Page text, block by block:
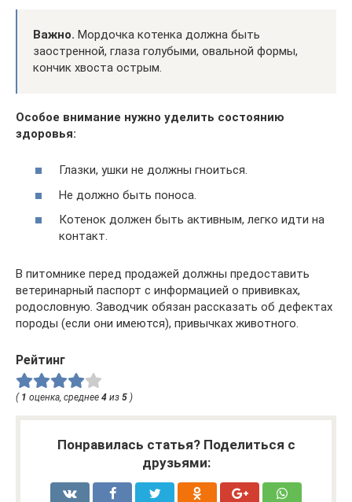
Важно. Мордочка котенка должна быть
заостренной, глаза голубыми, овальной формы,
кончик хвоста острым.
Особое внимание нужно уделить состоянию
здоровья:
Глазки, ушки не должны гноиться.
Не должно быть поноса.
Котенок должен быть активным, легко идти на
контакт.
В питомнике перед продажей должны предоставить
ветеринарный паспорт с информацией о прививках,
родословную. Заводчик обязан рассказать об дефектах
породы (если они имеются), привычках животного.
Рейтинг
( 1 оценка, среднее 4 из 5 )
Понравилась статья? Поделиться с
друзьями: